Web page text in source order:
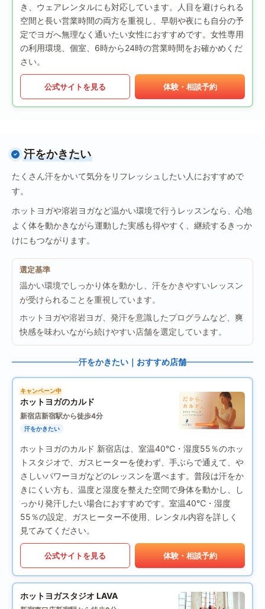
き、ウェアレンタルにも対応しています。人目を避けられる
空間と長い営業時間の両方を重視し、早朝や夜にも自分の予
定でヨガへ無理なく通いたい女性におすすめです。女性専用
の利用環境、個室、6時から24時の営業時間をお確かめくだ
さい。
公式サイトを見る 体験・相談予約
汗をかきたい
たくさん汗をかいて気分をリフレッシュしたい人におすすめで
す。
ホットヨガや溶岩ヨガなど温かい環境で行うレッスンなら、心地
よく体を動かきながら運動した実感も得やすく、継続するきっか
けにもつながります。
選定基準
温かい環境でしっかり体を動かし、汗をかきやすいレッスン
が受けられることを重視しています。
ホットヨガや溶岩ヨガ、発汗を意識したプログラムなど、爽
快感を味わいながら続けやすい店舗を選定しています。
汗をかきたい｜おすすめ店舗
キャンペーン中
ホットヨガのカルド
新宿店新宿駅から徒歩4分
汗をかきたい
ホットヨガのカルド 新宿店は、室温40℃・湿度55％のホッ
トスタジオで、ガスヒーターを使わず、手ぶらで通えて、や
さしいパワーヨガなどのレッスンを選べます。普段は汗をか
きにくい方も、温度と湿度を整えた空間で身体を動かし、し
っかり発汗したい場合におすすめです。室温40℃・湿度
55％の設定、ガスヒーター不使用、レンタル内容を詳しく
見てみてください。
公式サイトを見る 体験・相談予約
ホットヨガスタジオ LAVA